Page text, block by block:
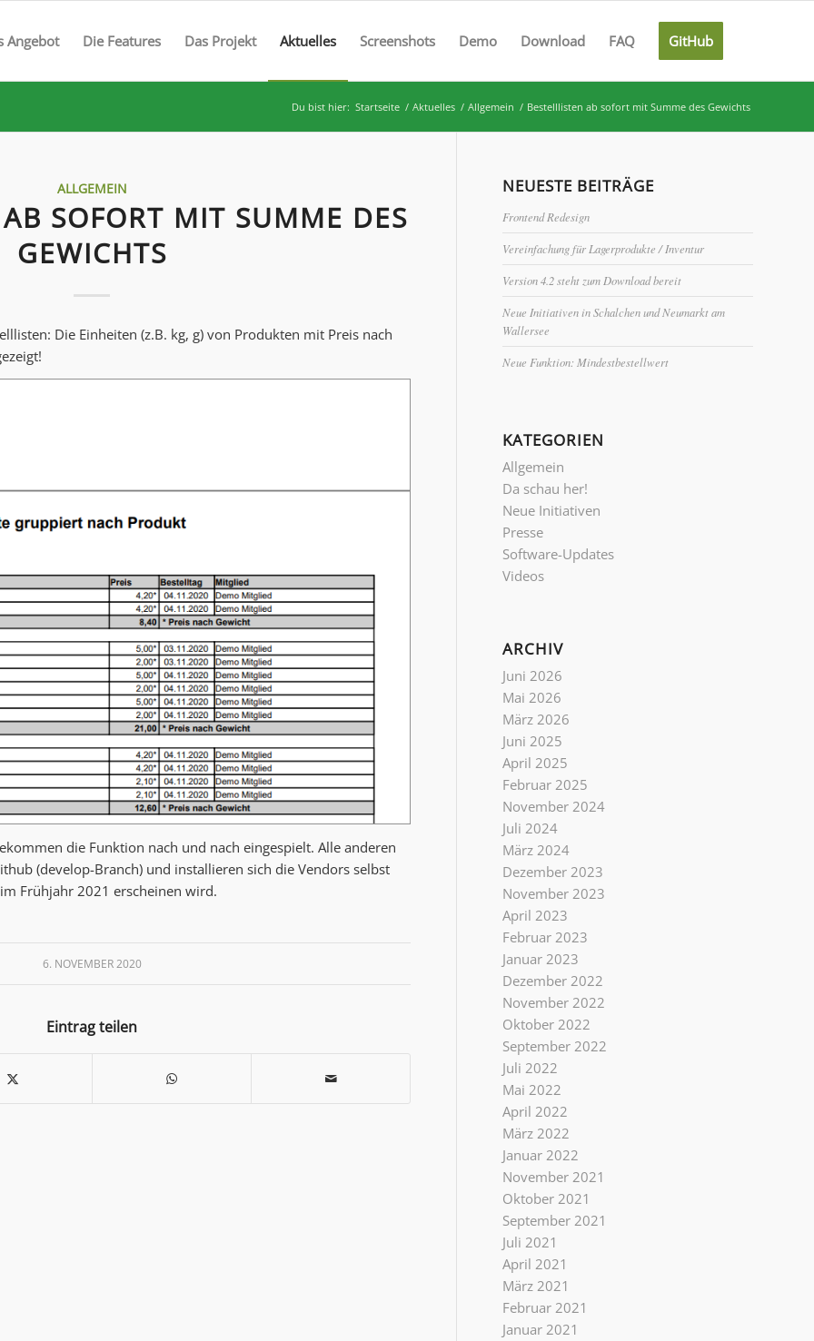
Angebot Die Features Das Projekt Aktuelles Screenshots Demo Download FAQ GitHub
Du bist hier: Startseite / Aktuelles / Allgemein / Bestelllisten ab sofort mit Summe des Gewichts
ALLGEMEIN
SOFORT MIT SUMME DES
GEWICHTS
Die Einheiten (z.B. kg, g) von Produkten mit Preis nach
die Funktion nach und nach eingespielt. Alle anderen
(develop-Branch) und installieren sich die Vendors selbst
Frühjahr 2021 erscheinen wird.
6. NOVEMBER 2020
Eintrag teilen
NEUESTE BEITRÄGE
Frontend Redesign
Vereinfachung für Lagerprodukte / Inventur
Version 4.2 steht zum Download bereit
Neue Initiativen in Schalchen und Neumarkt am
Wallersee
Neue Funktion: Mindestbestellwert
KATEGORIEN
Allgemein
Da schau her!
Neue Initiativen
Presse
Software-Updates
Videos
ARCHIV
Juni 2026
Mai 2026
März 2026
Juni 2025
April 2025
Februar 2025
November 2024
Juli 2024
März 2024
Dezember 2023
November 2023
April 2023
Februar 2023
Januar 2023
Dezember 2022
November 2022
Oktober 2022
September 2022
Juli 2022
Mai 2022
April 2022
März 2022
Januar 2022
November 2021
Oktober 2021
September 2021
Juli 2021
April 2021
März 2021
Februar 2021
Januar 2021